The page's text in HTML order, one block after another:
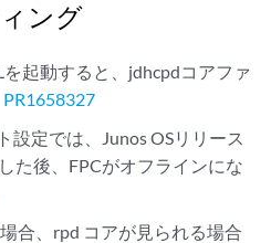
ング
起動すると、jdhcpdコアファ
PR1658327
設定では、Junos OSリリース
た後、FPCがオフラインにな
合、rpd コアが見られる場合